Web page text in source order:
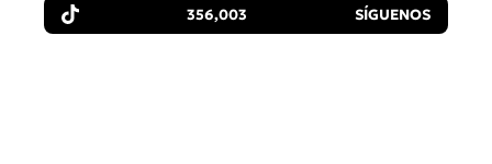
356,003 SÍGUENOS